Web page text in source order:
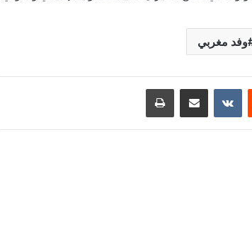
وفد مغربي
مشاركة عبر البريد طباعة